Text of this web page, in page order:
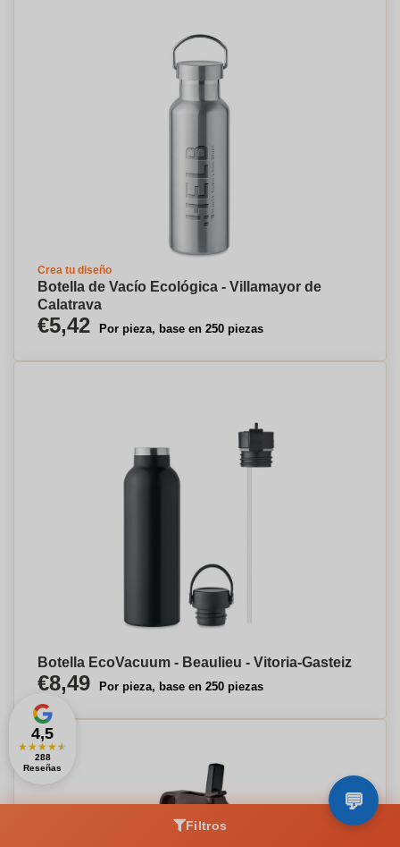
Crea tu diseño
Botella de Vacío Ecológica - Villamayor de
Calatrava
€5,42 Por pieza, base en 250 piezas
Botella EcoVacuum - Beaulieu - Vitoria-Gasteiz
€8,49 Por pieza, base en 250 piezas
Filtros
4,5
★★★★★
288
Reseñas